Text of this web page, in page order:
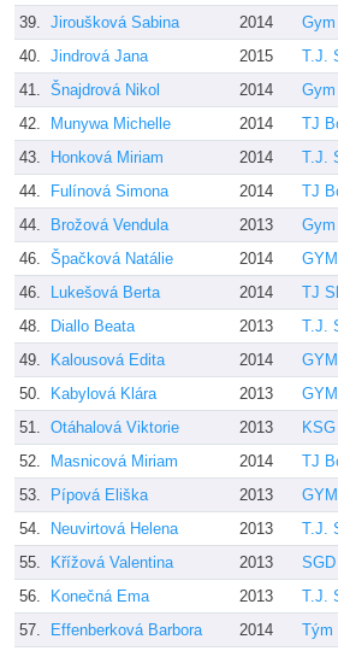
39. Jiroušková Sabina 2014
40. Jindrová Jana 2015 T.J.
41. Šnajdrová Nikol 2014
42.
Munywa Michelle 2014 TJ
43.
Honková Miriam 2014 T.J.
44.
Fulínová Simona 2014 TJ
44.
Brožová Vendula 2013
46. Špačková Natálie 2014
46.
Lukešová Berta 2014 TJ
48.
Diallo Beata 2013 T.J.
49.
Kalousová Edita 2014
50.
Kabylová Klára 2013
51. Otáhalová Viktorie 2013
52.
Masnicová Miriam 2014 TJ
53.
Pípová Eliška 2013
54.
Neuvirtová Helena 2013 T.J.
55.
Křížová Valentina 2013
56.
Konečná Ema 2013 T.J.
57.
Effenberková Barbora 2014 Tým